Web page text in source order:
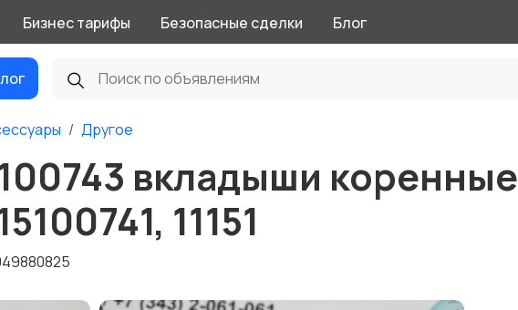
Бизнес тарифы Безопасные сделки Блог
Другое
вкладыши коренные
11151